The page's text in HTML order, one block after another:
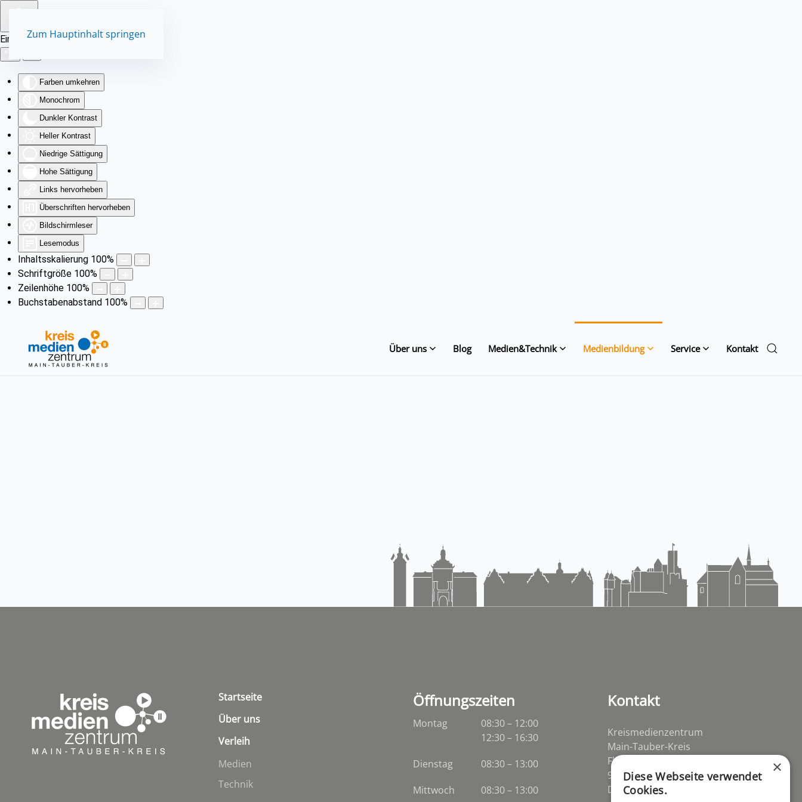
Eingabehilfen öffnen
Farben umkehren
Monochrom
Dunkler Kontrast
Heller Kontrast
Niedrige Sättigung
Hohe Sättigung
Links hervorheben
Überschriften hervorheben
Bildschirmleser
Lesemodus
Inhaltsskalierung 100%
Schriftgröße 100%
Zeilenhöhe 100%
Buchstabenabstand 100%
Zum Hauptinhalt springen
Über uns Blog Medien&Technik Medienbildung Service Kontakt
Startseite
Über uns
Verleih
Medien
Technik
Öffnungszeiten
Montag
08:30 – 12:00
12:30 – 16:30
Dienstag
08:30– 13:00
Mittwoch
08:30– 13:00
Kontakt
Kreismedienzentrum
Main-Tauber-Kreis
Flurstraße 2
97941 Tauberbischofsheim-
Distelhausen
×
Diese Webseite verwendet
Cookies.